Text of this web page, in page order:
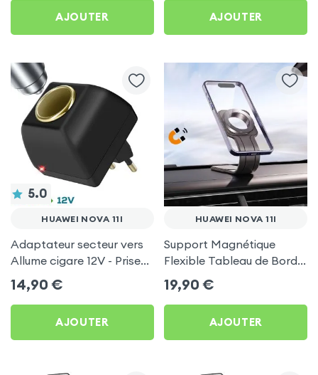
AJOUTER AJOUTER
5.0
HUAWEI NOVA 11I
Adaptateur secteur vers
Allume cigare 12V - Prise
220V Noir
14,90 €
AJOUTER
HUAWEI NOVA 11I
Support Magnétique
Flexible Tableau de Bord
et Écran central pour
Huawei Nova 11i
19,90 €
AJOUTER